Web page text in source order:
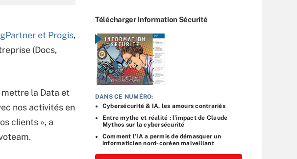
et Progis,
(Docs,
mettre la Data et
nos activités en
clients », a
Télécharger Information Sécurité
DANS CE NUMÉRO:
Cybersécurité & IA, les amours contrariés
Entre mythe et réalité : l’impact de Claude
Mythos sur la cybersécurité
Comment l’IA a permis de démasquer un
informaticien nord-coréen malveillant